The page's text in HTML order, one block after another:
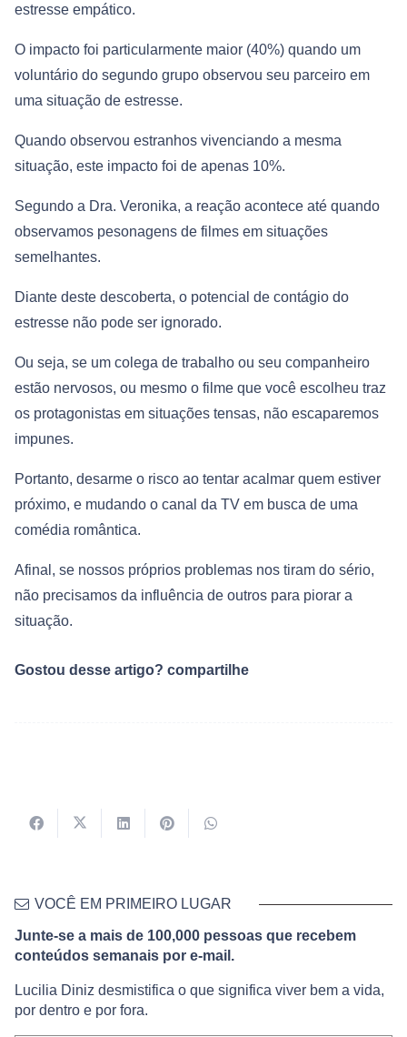
estresse empático.
O impacto foi particularmente maior (40%) quando um
voluntário do segundo grupo observou seu parceiro em
uma situação de estresse.
Quando observou estranhos vivenciando a mesma
situação, este impacto foi de apenas 10%.
Segundo a Dra. Veronika, a reação acontece até quando
observamos pesonagens de filmes em situações
semelhantes.
Diante deste descoberta, o potencial de contágio do
estresse não pode ser ignorado.
Ou seja, se um colega de trabalho ou seu companheiro
estão nervosos, ou mesmo o filme que você escolheu traz
os protagonistas em situações tensas, não escaparemos
impunes.
Portanto, desarme o risco ao tentar acalmar quem estiver
próximo, e mudando o canal da TV em busca de uma
comédia romântica.
Afinal, se nossos próprios problemas nos tiram do sério,
não precisamos da influência de outros para piorar a
situação.
Gostou desse artigo? compartilhe
VOCÊ EM PRIMEIRO LUGAR
Junte-se a mais de 100,000 pessoas que recebem
conteúdos semanais por e-mail.
Lucilia Diniz desmistifica o que significa viver bem a vida,
por dentro e por fora.